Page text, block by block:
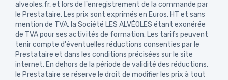
alveoles.fr, et lors de l'enregistrement de la commande par
le Prestataire. Les prix sont exprimés en Euros, HT et sans
mention de TVA, la Société LES ALVÉOLES étant exonérée
de TVA pour ses activités de formation. Les tarifs peuvent
tenir compte d'éventuelles réductions consenties par le
Prestataire et dans les conditions précisées sur le site
internet. En dehors de la période de validité des réductions,
le Prestataire se réserve le droit de modifier les prix à tout